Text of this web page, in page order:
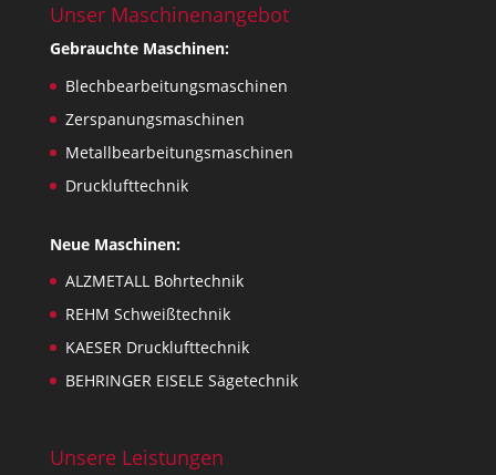
Unser Maschinenangebot
Gebrauchte Maschinen:
Blechbearbeitungsmaschinen
Zerspanungsmaschinen
Metallbearbeitungsmaschinen
Drucklufttechnik
Neue Maschinen:
ALZMETALL Bohrtechnik
REHM Schweißtechnik
KAESER Drucklufttechnik
BEHRINGER EISELE Sägetechnik
Unsere Leistungen